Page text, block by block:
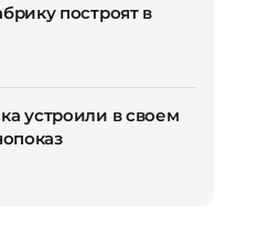
построят в
устроили в своем